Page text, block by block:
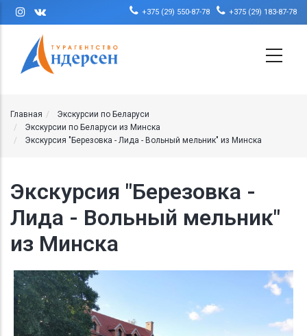
Перейти к основному содержанию
+375 (29) 550-87-78 +375 (29) 183-87-78
Главная
Экскурсии по Беларуси
Экскурсии по Беларуси из Минска
Экскурсия "Березовка - Лида - Вольный мельник" из Минска
Экскурсия "Березовка -
Лида - Вольный мельник"
из Минска